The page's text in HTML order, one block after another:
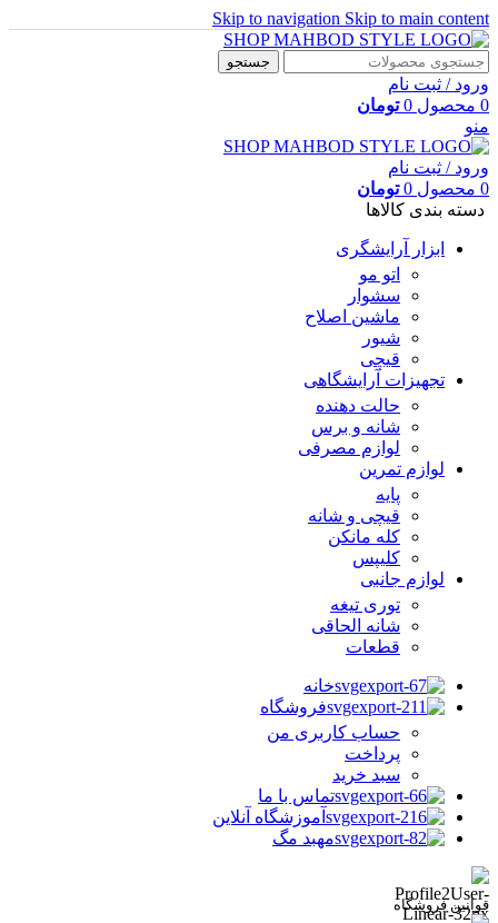
Skip to navigation Skip to main content
جستجو
ورود / ثبت نام
0 محصول 0 تومان
منو
ورود / ثبت نام
0 محصول 0 تومان
دسته بندی کالاها
ابزار آرایشگری
اتو مو
سشوار
ماشین اصلاح
شیور
قیچی
تجهیزات آرایشگاهی
حالت دهنده
شانه و برس
لوازم مصرفی
لوازم تمرین
پایه
قیچی و شانه
کله مانکن
کلیپس
لوازم جانبی
توری تیغه
شانه الحاقی
قطعات
خانه
فروشگاه
حساب کاربری من
پرداخت
سبد خرید
تماس با ما
آموزشگاه آنلاین
مهبد مگ
قوانین فروشگاه